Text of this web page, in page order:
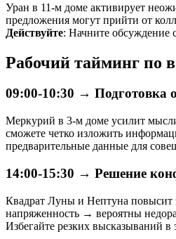
Уран в 11-м доме активирует
предложения могут прийти от
Действуйте: Начните обсуждение
Рабочий тайминг по
09:00-10:30 → Подготовка
Меркурий в 3-м доме усилит
сможете четко изложить
предварительные данные для
14:00-15:30 → Решение
Квадрат Луны и Нептуна
напряженность → вероятны
Избегайте резких высказываний в